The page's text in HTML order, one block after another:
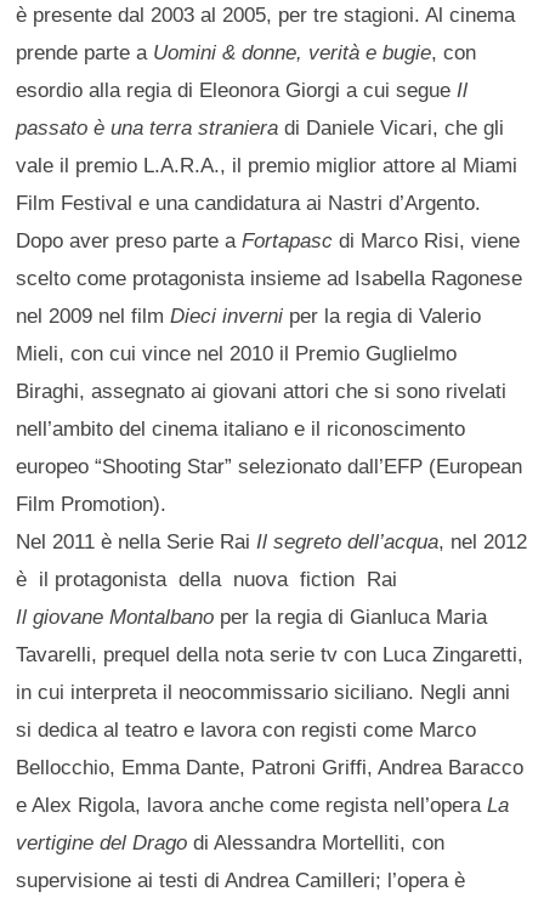
è presente dal 2003 al 2005, per tre stagioni. Al cinema
prende parte a Uomini & donne, verità e bugie, con
esordio alla regia di Eleonora Giorgi a cui segue Il
passato è una terra straniera di Daniele Vicari, che gli
vale il premio L.A.R.A., il premio miglior attore al Miami
Film Festival e una candidatura ai Nastri d’Argento.
Dopo aver preso parte aFortapasc di Marco Risi, viene
scelto come protagonista insieme ad Isabella Ragonese
nel 2009 nel filmDieci inverni per la regia di Valerio
Mieli, con cui vince nel 2010 il Premio Guglielmo
Biraghi, assegnato ai giovani attori che si sono rivelati
nell’ambito del cinema italiano e il riconoscimento
europeo “Shooting Star” selezionato dall’EFP (European
Film Promotion).
Nel 2011 è nella Serie Rai Il segreto dell’acqua, nel 2012
è il protagonista della nuova fiction Rai
Il giovane Montalbano per la regia di Gianluca Maria
Tavarelli, prequel della nota serie tv con Luca Zingaretti,
in cui interpreta il neocommissario siciliano. Negli anni
si dedica al teatro e lavora con registi come Marco
Bellocchio, Emma Dante, Patroni Griffi, Andrea Baracco
e Alex Rigola, lavora anche come regista nell’operaLa
vertigine del Drago di Alessandra Mortelliti, con
supervisione ai testi di Andrea Camilleri; l’opera è